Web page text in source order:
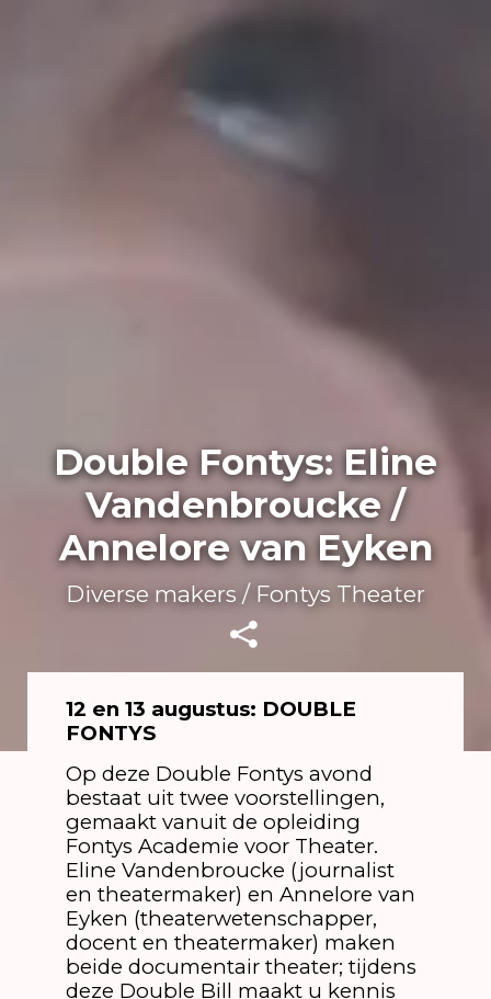
Double Fontys: Eline
Vandenbroucke /
Annelore van Eyken
Diverse makers / Fontys Theater
12 en 13 augustus: DOUBLE
FONTYS
Op deze Double Fontys avond
bestaat uit twee voorstellingen,
gemaakt vanuit de opleiding
Fontys Academie voor Theater.
Eline Vandenbroucke (journalist
en theatermaker) en Annelore van
Eyken (theaterwetenschapper,
docent en theatermaker) maken
beide documentair theater; tijdens
deze Double Bill maakt u kennis